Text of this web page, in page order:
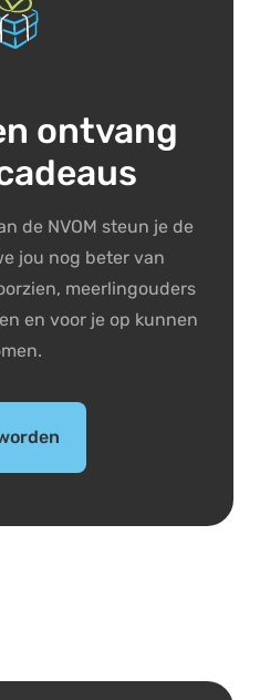
ontvang
de NVOM steun je de
jou nog beter van
meerlingouders
en voor je op kunnen